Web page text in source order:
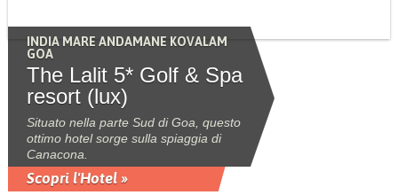
INDIA MARE ANDAMANE KOVALAM
GOA
The Lalit 5* Golf & Spa
resort (lux)
Situato nella parte Sud di Goa, questo
ottimo hotel sorge sulla spiaggia di
Canacona.
Scopri l'Hotel »